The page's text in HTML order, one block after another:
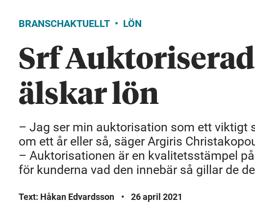
BRANSCHAKTUELLT LÖN
Srf
älskar lön
– Jag ser min auktorisation som ett viktigt
om ett år eller så, säger Argiris
– Auktorisationen är en kvalitetsstämpel
för kunderna vad den innebär så gillar de
Text: Håkan Edvardsson • 26 april 2021